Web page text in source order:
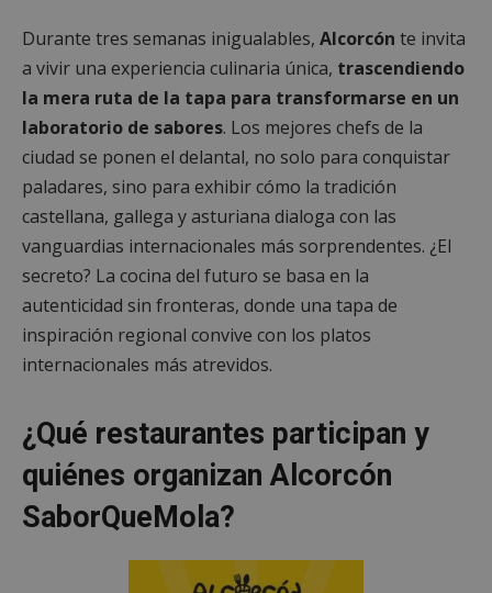
Durante tres semanas inigualables, Alcorcón te invita
a vivir una experiencia culinaria única, trascendiendo
la mera ruta de la tapa para transformarse en un
laboratorio de sabores. Los mejores chefs de la
ciudad se ponen el delantal, no solo para conquistar
paladares, sino para exhibir cómo la tradición
castellana, gallega y asturiana dialoga con las
vanguardias internacionales más sorprendentes. ¿El
secreto? La cocina del futuro se basa en la
autenticidad sin fronteras, donde una tapa de
inspiración regional convive con los platos
internacionales más atrevidos.
¿Qué restaurantes participan y
quiénes organizan Alcorcón
SaborQueMola?